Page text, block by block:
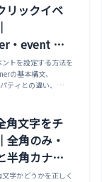
リックイベ
・event オ
リング・イ
ターンま
トを設定する方法を
の基本構文、
ィとの違い、
ングとキャプチャリ
Delegation）、
ダブルクリック・右
替え・モーダル開
まで網羅。
角文字をチ
全角のみ・
半角カナの
字かどうかを正しく